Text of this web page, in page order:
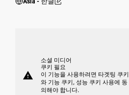
warning
소셜 미디어
쿠키 필요
이 기능을 사용하려면 타겟팅 쿠키
와 기능 쿠키, 성능 쿠키 사용에 동
의해야 합니다.